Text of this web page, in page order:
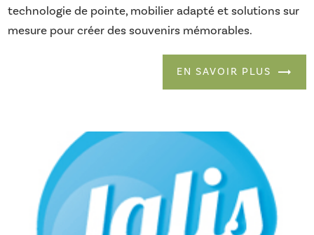
technologie de pointe, mobilier adapté et solutions sur
mesure pour créer des souvenirs mémorables.
EN SAVOIR PLUS